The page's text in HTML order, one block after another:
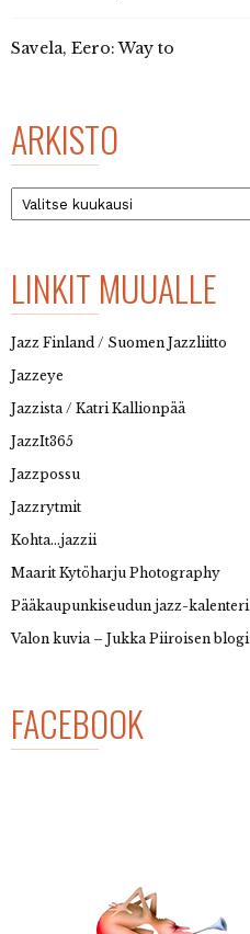
Savela, Eero: Way to
ARKISTO
Arkisto
LINKIT MUUALLE
Jazz Finland / Suomen Jazzliitto
Jazzeye
Jazzista / Katri Kallionpää
JazzIt365
Jazzpossu
Jazzrytmit
Kohta…jazzii
Maarit Kytöharju Photography
Pääkaupunkiseudun jazz-kalenteri
Valon kuvia – Jukka Piiroisen blogi
FACEBOOK